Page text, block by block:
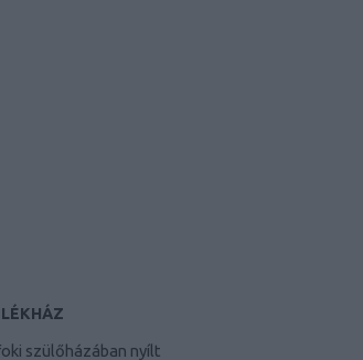
szülőházában nyílt